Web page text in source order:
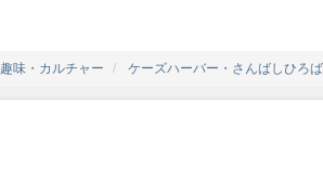
趣味・カルチャー ケーズハーバー・さんばしひろば